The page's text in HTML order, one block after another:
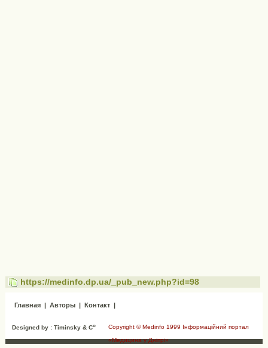
https://medinfo.dp.ua/_pub_new.php?id=98
Главная | Авторы | Контакт |
Copyright © Medinfo 1999 Інформаційний портал
«Медицина у Дніпрі»
Designed by : Timinsky & Co